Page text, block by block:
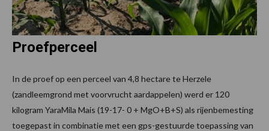
Proefperceel
In de proef op een perceel van 4,8 hectare te Herzele
(zandleemgrond met voorvrucht aardappelen) werd er 120
kilogram YaraMila Mais (19-17- 0 + MgO+B+S) als rijenbemesting
toegepast in combinatie met een gps-gestuurde toepassing van